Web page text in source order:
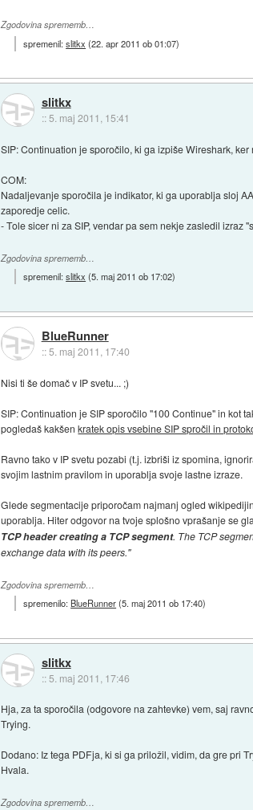
Zgodovina sprememb…
spremenil:slitkx (22. apr 2011 ob 01:07)
slitkx
:: 5. maj 2011, 15:41
SIP: Continuation je sporočilo, ki ga izpiše Wireshark,
COM:
Nadaljevanje sporočila je indikator, ki ga uporablja sloj
zaporedje celic.
- Tole sicer ni za SIP, vendar pa sem nekje zasledil izraz
Zgodovina sprememb…
spremenil:slitkx (5. maj 2011 ob 17:02)
BlueRunner
::5. maj 2011, 17:40
Nisi ti še domač v IP svetu... ;)
SIP: Continuation je SIP sporočilo "100 Continue" in kot
pogledaš kakšenkratek opis vsebine SIP spročil in
Ravno tako v IP svetu pozabi (t.j. izbriši iz spomina,
svojim lastnim pravilom in uporablja svoje lastne izraze.
Glede segmentacije priporočam najmanj ogled
uporablja. Hiter odgovor na tvoje splošno vprašanje se
TCP header creating a TCP segment. The TCP
exchange data with its peers."
Zgodovina sprememb…
spremenilo:BlueRunner(5. maj 2011 ob 17:40)
slitkx
:: 5. maj 2011, 17:46
Hja, za ta sporočila (odgovore na zahtevke) vem, saj
Trying.
Dodano: Iz tega PDFja, ki si ga priložil, vidim, da gre pri
Hvala.
Zgodovina sprememb…